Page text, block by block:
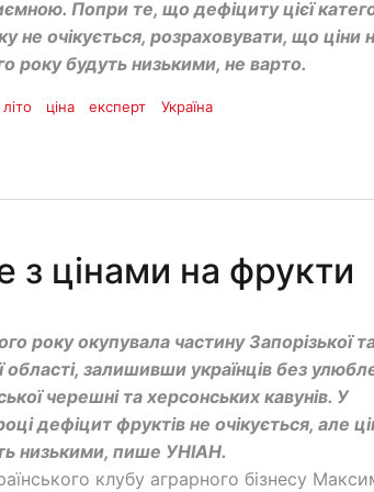
Попри те, що дефіциту цієї
не очікується, розраховувати, що ціни
року будуть низькими, не варто.
літо ціна експерт Україна
з цінами на фрукти
року окупувала частину Запорізької
області, залишивши українців без
черешні та херсонських кавунів. У
дефіцит фруктів не очікується, але
низькими, пише УНІАН.
клубу аграрного бізнесу